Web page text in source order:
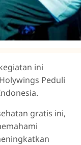
ini
Peduli
gratis ini,